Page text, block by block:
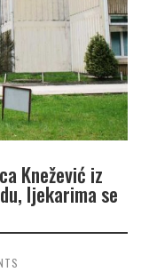
Knežević iz
ljekarima se